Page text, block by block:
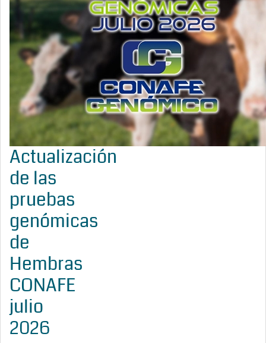
Actualización
de las
pruebas
genómicas
de
Hembras
CONAFE
julio
2026